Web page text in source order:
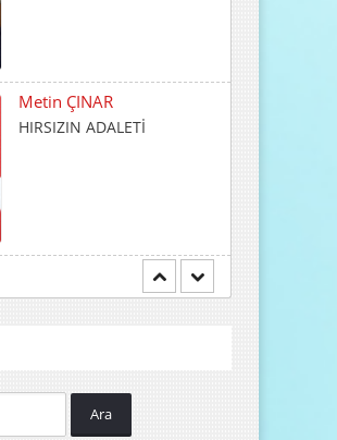
İrfan CENGER
İnsani Değerlerin Temeli
Mehmet BOZDEMİR
YENİ DÜNYA DÜZENİNDE